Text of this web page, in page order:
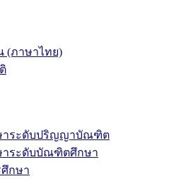
(ภาษาไทย)
าระดับปริญญาบัณฑิต
าระดับบัณฑิตศึกษา
กษา